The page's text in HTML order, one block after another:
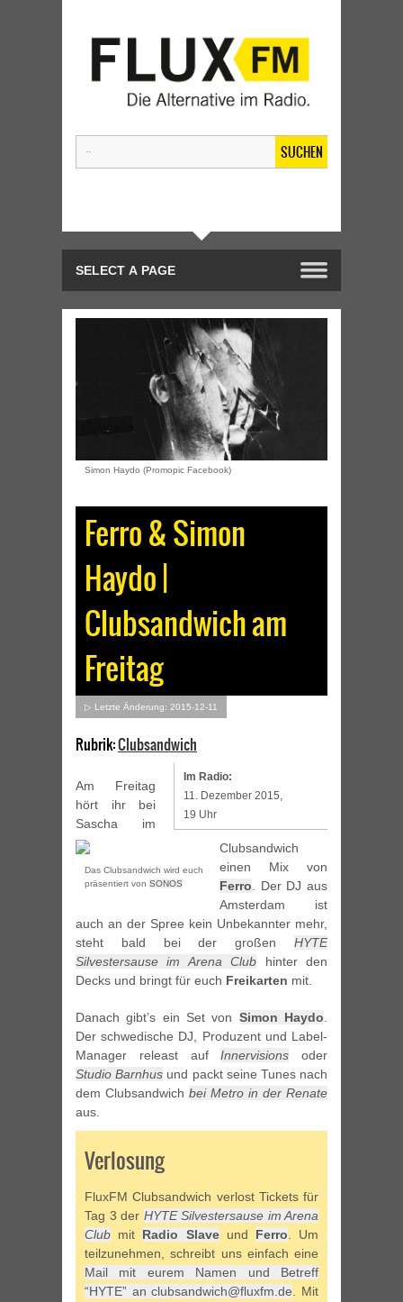
SUCHEN
Simon Haydo (Promopic Facebook)
Ferro & Simon
Haydo |
Clubsandwich am
Freitag
▷ Letzte Änderung: 2015-12-11
Rubrik:Clubsandwich
Im Radio:
11. Dezember 2015,
19 Uhr
Das Clubsandwich wird euch
präsentiert von SONOS
Am Freitag
hört ihr bei
Sascha im
Clubsandwich
einen Mix von
Ferro. Der DJ aus
Amsterdam ist
auch an der Spree kein Unbekannter mehr,
steht bald bei der großen HYTE
Silvestersause im Arena Club hinter den
Decks und bringt für euch Freikarten mit.
Danach gibt’s ein Set von Simon Haydo.
Der schwedische DJ, Produzent und Label-
Manager releast aufInnervisions oder
Studio Barnhus und packt seine Tunes nach
dem Clubsandwich bei Metro in der Renate
aus.
Verlosung
FluxFM Clubsandwich verlost Tickets für
Tag 3 der HYTE Silvestersause im Arena
Club mit Radio Slaveund Ferro. Um
teilzunehmen, schreibt uns einfach eine
Mail mit eurem Namen und Betreff
“HYTE” an clubsandwich@fluxfm.de. Mit